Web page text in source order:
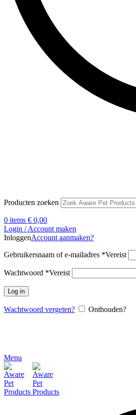
Producten zoeken
0 items € 0,00
Login / Account maken
InloggenAccount aanmaken?
Gebruikersnaam of e-mailadres *Vereist
Wachtwoord *Vereist
Log in
Wachtwoord vergeten? Onthouden?
Menu